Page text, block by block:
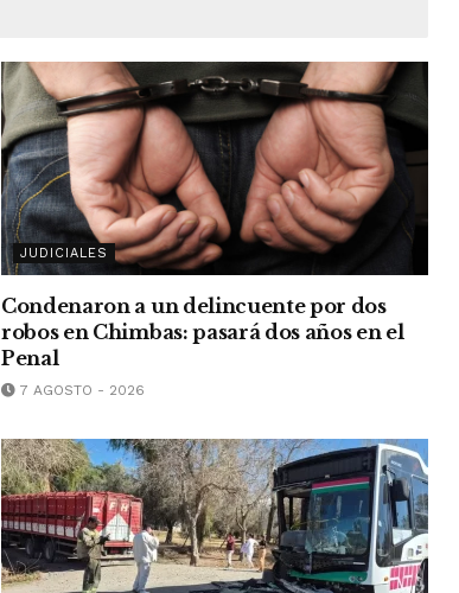
JUDICIALES
Condenaron a un delincuente por dos
robos en Chimbas: pasará dos años en el
Penal
7 AGOSTO - 2026